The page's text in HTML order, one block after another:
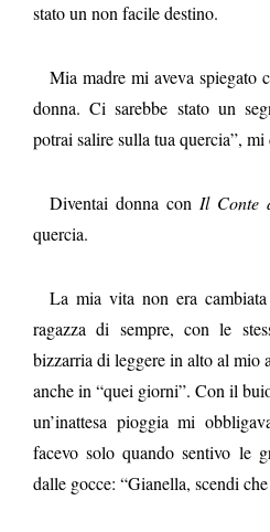
stato un non facile destino.
Mia madre mi aveva spiegato
donna. Ci sarebbe stato un
potrai salire sulla tua quercia”, mi
Diventai donna con Il Conte
quercia.
La mia vita non era
ragazza di sempre, con le
bizzarria di leggere in alto al mio
anche in “quei giorni”. Con il
un’inattesa pioggia mi
facevo solo quando sentivo le
dalle gocce: “Gianella, scendi